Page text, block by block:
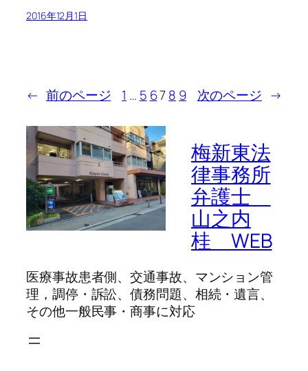
2016年12月1日
← 前のページ 1 … 5 678 9 次のページ →
梅新東法
律事務所
弁護士
山之内
桂 WEB
医療事故患者側、交通事故、マンション管
理，調停・訴訟、債務問題、相続・遺言、
その他一般民事・商事に対応